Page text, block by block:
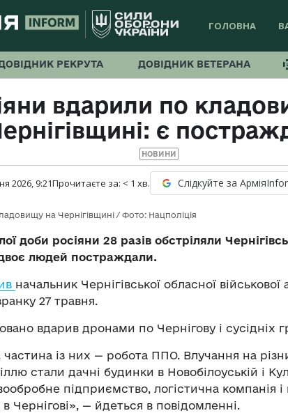
ГОЛОВНА
РЕКРУТА ДОВІДНИК ВЕТЕРАНА
вдарили по
є
НОВИНИ
2026, 9:21Прочитаєте за: < 1 хв. Слідкуйте за
на Чернігівщині / Фото: Нацполіція
доби росіяни 28 разів обстріляли
людей постраждали.
начальник Чернігівської обласної військової
27 травня.
вдарив дронами по Чернігову і сусідніх
частина із них — робота ППО. Влучання на
стали дачні будинки в Новобілоуській і
підприємство, логістична компанія і
Чернігові», — йдеться в повідомленні.